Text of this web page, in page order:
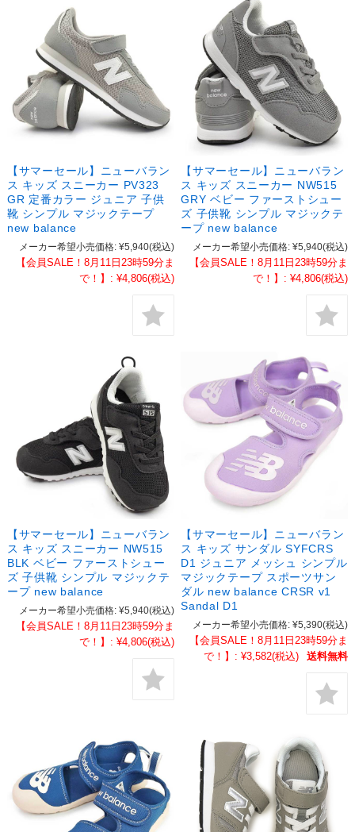
【サマーセール】ニューバラン
ス キッズ スニーカー PV323
GR 定番カラー ジュニア 子供
靴 シンプル マジックテープ
new balance
メーカー希望小売価格: ¥5,940(税込)
【会員SALE！8月11日23時59分ま
で！】: ¥4,806(税込)
【サマーセール】ニューバラン
ス キッズ スニーカー NW515
GRY ベビー ファーストシュー
ズ 子供靴 シンプル マジックテ
ープ new balance
メーカー希望小売価格: ¥5,940(税込)
【会員SALE！8月11日23時59分ま
で！】: ¥4,806(税込)
【サマーセール】ニューバラン
ス キッズ スニーカー NW515
BLK ベビー ファーストシュー
ズ 子供靴 シンプル マジックテ
ープ new balance
メーカー希望小売価格: ¥5,940(税込)
【会員SALE！8月11日23時59分ま
で！】: ¥4,806(税込)
【サマーセール】ニューバラン
ス キッズ サンダル SYFCRS
D1 ジュニア メッシュ シンプル
マジックテープ スポーツサン
ダル new balance CRSR v1
Sandal D1
メーカー希望小売価格: ¥5,390(税込)
【会員SALE！8月11日23時59分ま
で！】: ¥3,582(税込) 送料無料